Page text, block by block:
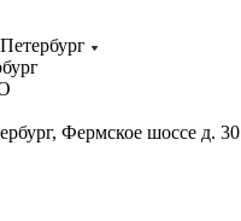
Фермское шоссе д. 30